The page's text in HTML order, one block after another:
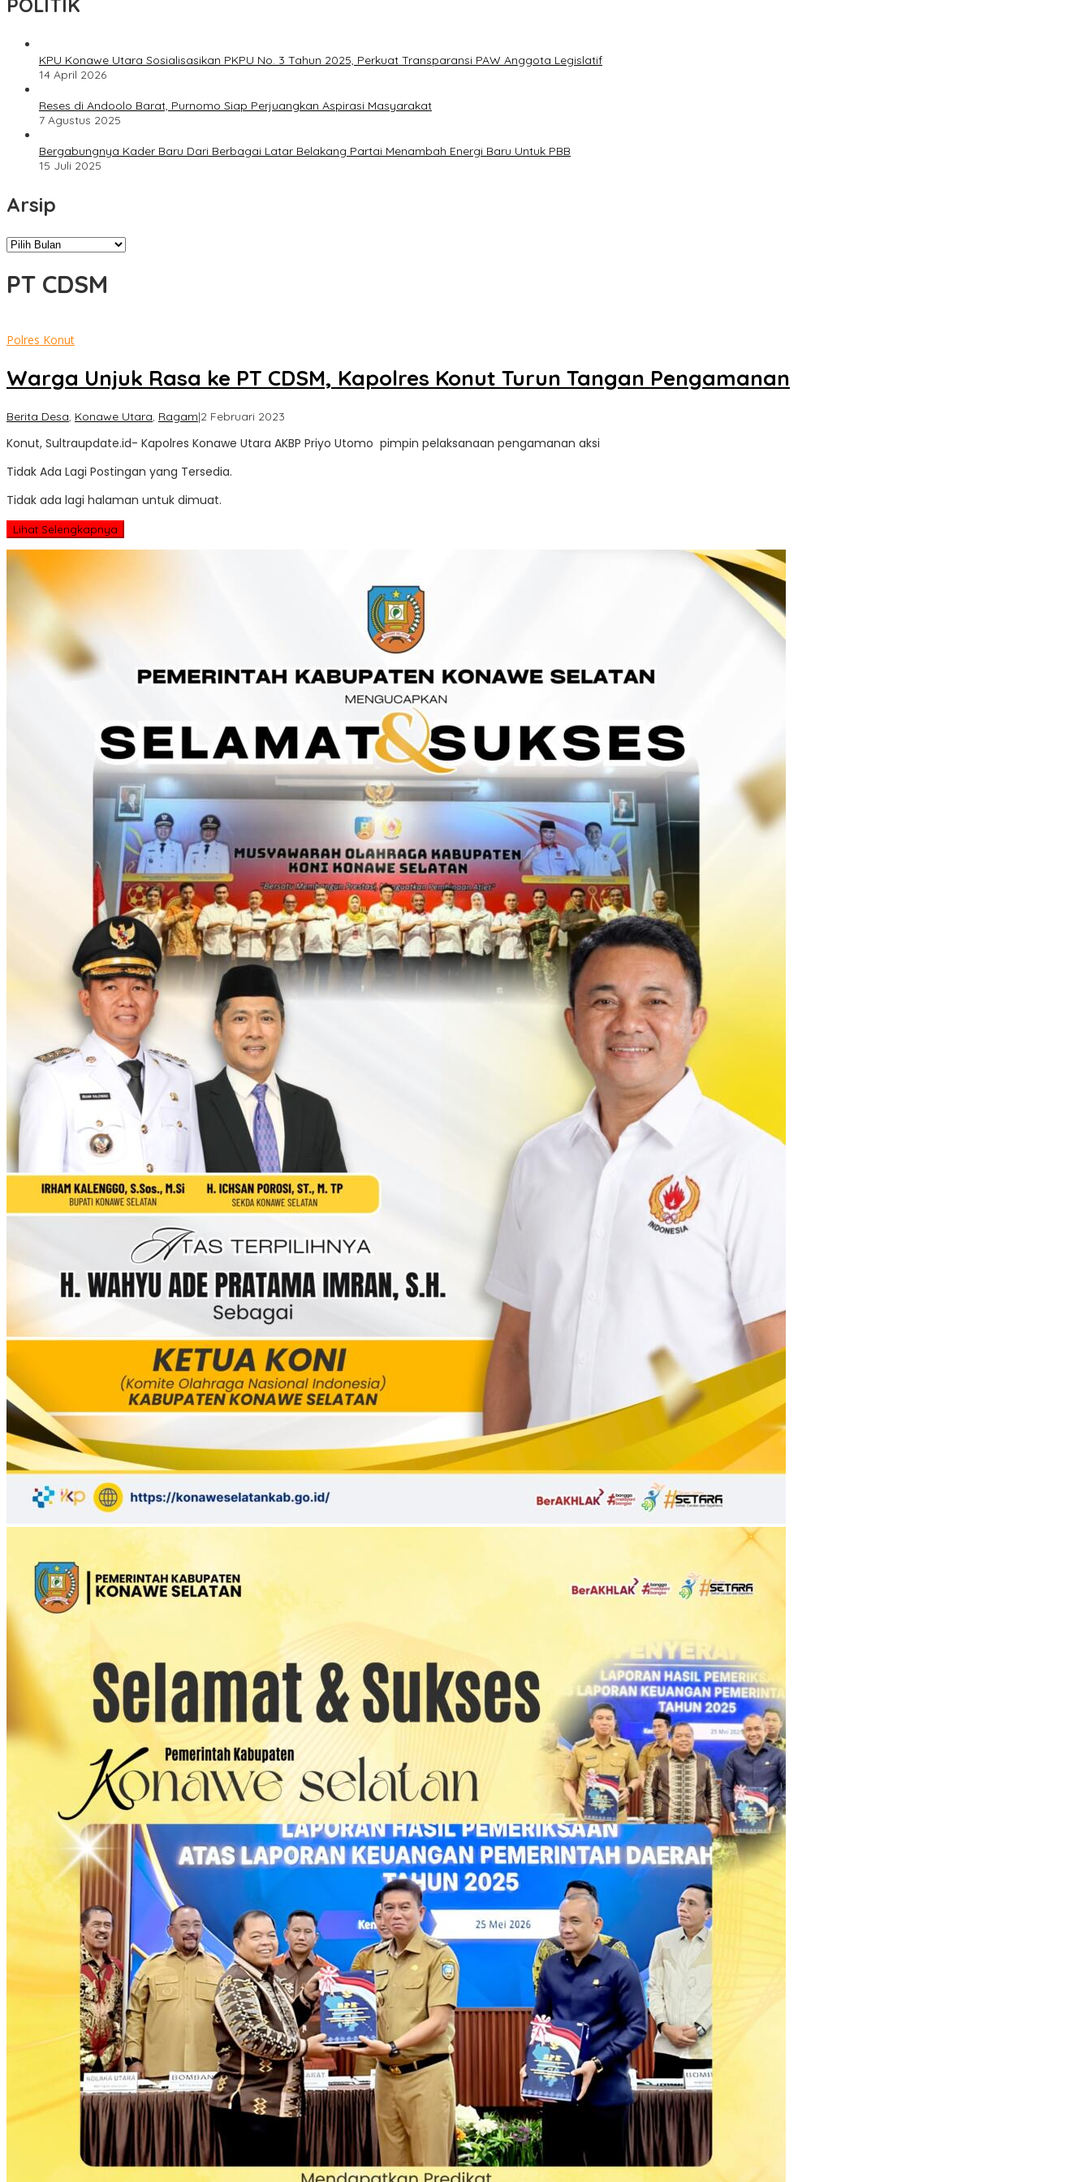
POLITIK
KPU Konawe Utara Sosialisasikan PKPU No. 3 Tahun 2025, Perkuat Transparansi PAW Anggota Legislatif
14 April 2026
Reses di Andoolo Barat, Purnomo Siap Perjuangkan Aspirasi Masyarakat
7 Agustus 2025
Bergabungnya Kader Baru Dari Berbagai Latar Belakang Partai Menambah Energi Baru Untuk PBB
15 Juli 2025
Arsip
Arsip
PT CDSM
Polres Konut
Warga Unjuk Rasa ke PT CDSM, Kapolres Konut Turun Tangan Pengamanan
Berita Desa, Konawe Utara, Ragam|2 Februari 2023
Update
Konut, Sultraupdate.id- Kapolres Konawe Utara AKBP Priyo Utomo pimpin pelaksanaan pengamanan aksi
Tidak Ada Lagi Postingan yang Tersedia.
Tidak ada lagi halaman untuk dimuat.
Lihat Selengkapnya